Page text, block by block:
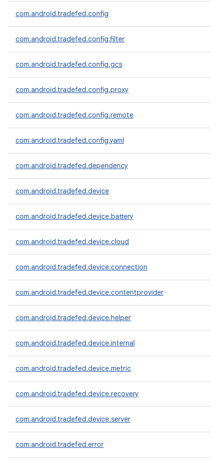
com.android.tradefed.config
com.android.tradefed.config.filter
com.android.tradefed.config.gcs
com.android.tradefed.config.proxy
com.android.tradefed.config.remote
com.android.tradefed.config.yaml
com.android.tradefed.dependency
com.android.tradefed.device
com.android.tradefed.device.battery
com.android.tradefed.device.cloud
com.android.tradefed.device.connection
com.android.tradefed.device.contentprovider
com.android.tradefed.device.helper
com.android.tradefed.device.internal
com.android.tradefed.device.metric
com.android.tradefed.device.recovery
com.android.tradefed.device.server
com.android.tradefed.error